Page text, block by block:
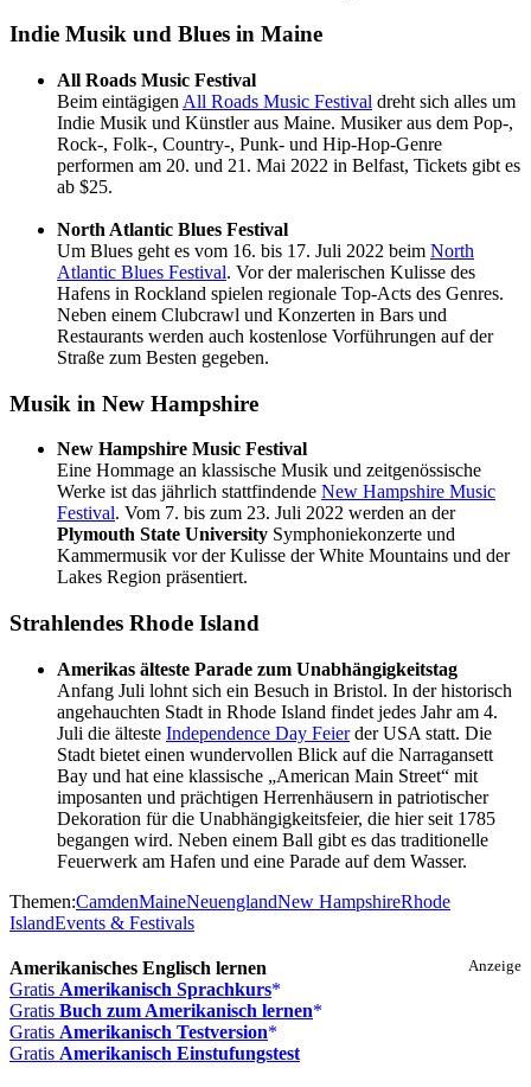
Indie Musik und Blues in Maine
All Roads Music Festival
Beim eintägigen All Roads Music Festival dreht sich alles um
Indie Musik und Künstler aus Maine. Musiker aus dem Pop-,
Rock-, Folk-, Country-, Punk- und Hip-Hop-Genre
performen am 20. und 21. Mai 2022 in Belfast, Tickets gibt es
ab $25.
North Atlantic Blues Festival
Um Blues geht es vom 16. bis 17. Juli 2022 beim North
Atlantic Blues Festival. Vor der malerischen Kulisse des
Hafens in Rockland spielen regionale Top-Acts des Genres.
Neben einem Clubcrawl und Konzerten in Bars und
Restaurants werden auch kostenlose Vorführungen auf der
Straße zum Besten gegeben.
Musik in New Hampshire
New Hampshire Music Festival
Eine Hommage an klassische Musik und zeitgenössische
Werke ist das jährlich stattfindende New Hampshire Music
Festival. Vom 7. bis zum 23. Juli 2022 werden an der
Plymouth State University Symphoniekonzerte und
Kammermusik vor der Kulisse der White Mountains und der
Lakes Region präsentiert.
Strahlendes Rhode Island
Amerikas älteste Parade zum Unabhängigkeitstag
Anfang Juli lohnt sich ein Besuch in Bristol. In der historisch
angehauchten Stadt in Rhode Island findet jedes Jahr am 4.
Juli die älteste Independence Day Feierder USA statt. Die
Stadt bietet einen wundervollen Blick auf die Narragansett
Bay und hat eine klassische „American Main Street“ mit
imposanten und prächtigen Herrenhäusern in patriotischer
Dekoration für die Unabhängigkeitsfeier, die hier seit 1785
begangen wird. Neben einem Ball gibt es das traditionelle
Feuerwerk am Hafen und eine Parade auf dem Wasser.
Themen:CamdenMaineNeuenglandNew HampshireRhode
IslandEvents & Festivals
Anzeige
Amerikanisches Englisch lernen
Gratis Amerikanisch Sprachkurs
Gratis Buch zum Amerikanisch lernen
Gratis Amerikanisch Testversion
Gratis Amerikanisch Einstufungstest